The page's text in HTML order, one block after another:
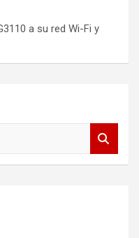
a su red Wi-Fi y